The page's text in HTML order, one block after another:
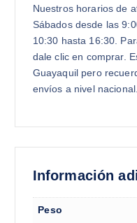
Nuestros horarios de
Sábados desde las
10:30 hasta 16:30.
dale clic en comprar.
Guayaquil pero
envíos a nivel
Información
Peso